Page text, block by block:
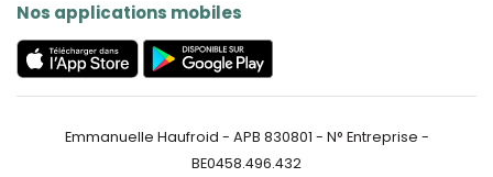
Nos applications mobiles
Emmanuelle Haufroid - APB 830801 - N° Entreprise -
BE0458.496.432